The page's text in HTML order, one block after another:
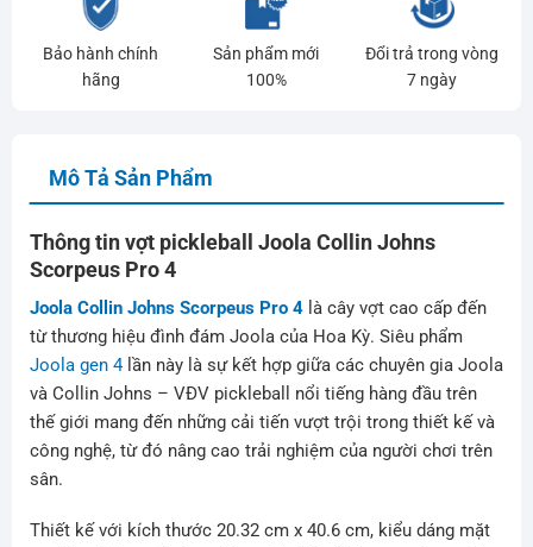
Bảo hành chính
hãng
Sản phẩm mới
100%
Đổi trả trong vòng
7 ngày
Mô Tả Sản Phẩm
Thông tin vợt pickleball Joola Collin Johns
Scorpeus Pro 4
Joola Collin Johns Scorpeus Pro 4là cây vợt cao cấp đến
từ thương hiệu đình đám Joola của Hoa Kỳ. Siêu phẩm
Joola gen 4lần này là sự kết hợp giữa các chuyên gia Joola
và Collin Johns – VĐV pickleball nổi tiếng hàng đầu trên
thế giới mang đến những cải tiến vượt trội trong thiết kế và
công nghệ, từ đó nâng cao trải nghiệm của người chơi trên
sân.
Thiết kế với kích thước 20.32 cm x 40.6 cm, kiểu dáng mặt